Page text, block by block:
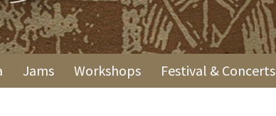
Jams Workshops Festival & Concerts